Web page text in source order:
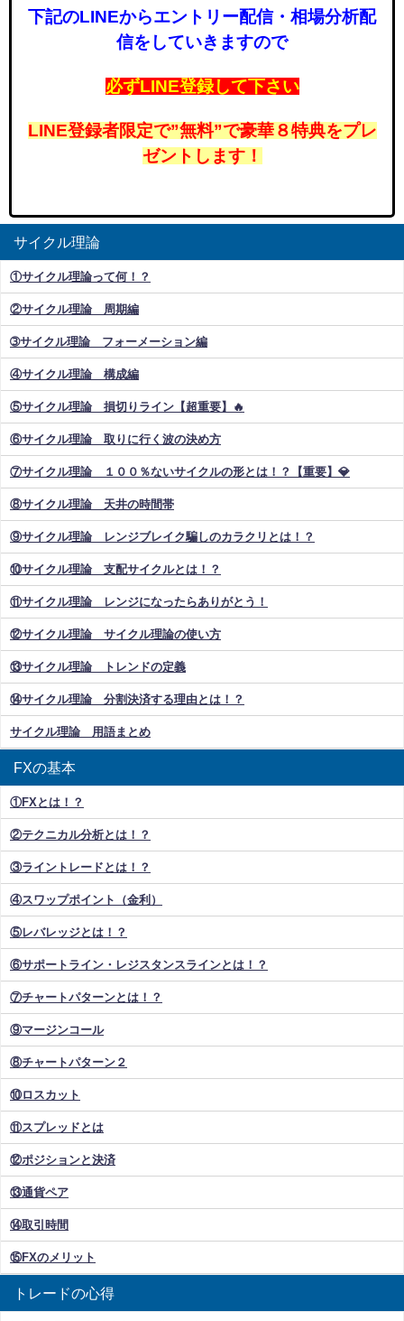
下記のLINEからエントリー配信・相場分析配
信をしていきますので
必ずLINE登録して下さい
LINE登録者限定で”無料”で豪華８特典をプレ
ゼントします！
サイクル理論
①サイクル理論って何！？
②サイクル理論 周期編
➂サイクル理論 フォーメーション編
④サイクル理論 構成編
⑤サイクル理論 損切りライン【超重要】🔥
⑥サイクル理論 取りに行く波の決め方
⑦サイクル理論 １００％ないサイクルの形とは！？【重要】💎
⑧サイクル理論 天井の時間帯
⑨サイクル理論 レンジブレイク騙しのカラクリとは！？
⑩サイクル理論 支配サイクルとは！？
⑪サイクル理論 レンジになったらありがとう！
⑫サイクル理論 サイクル理論の使い方
⑬サイクル理論 トレンドの定義
⑭サイクル理論 分割決済する理由とは！？
サイクル理論 用語まとめ
FXの基本
①FXとは！？
②テクニカル分析とは！？
③ライントレードとは！？
④スワップポイント（金利）
⑤レバレッジとは！？
⑥サポートライン・レジスタンスラインとは！？
⑦チャートパターンとは！？
⑨マージンコール
⑧チャートパターン２
⑩ロスカット
⑪スプレッドとは
⑫ポジションと決済
⑬通貨ペア
⑭取引時間
⑮FXのメリット
トレードの心得